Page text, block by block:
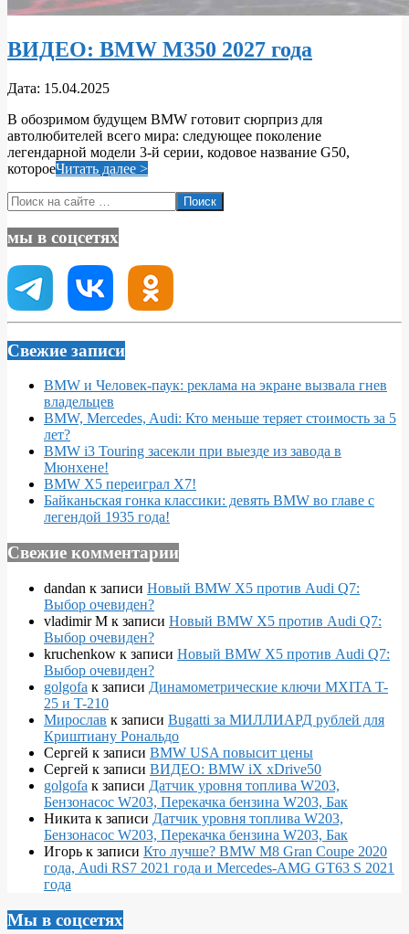
ВИДЕО: BMW M350 2027 года
2025-
15
Дата: 15.04.2025
В обозримом будущем BMW готовит сюрприз для
автолюбителей всего мира: следующее поколение
легендарной модели 3-й серии, кодовое название G50,
котороеЧитать далее >
Поиск
мы в соцсетях
Свежие записи
BMW и Человек-паук: реклама на экране вызвала гнев
владельцев
BMW, Mercedes, Audi: Кто меньше теряет стоимость за 5
лет?
BMW i3 Touring засекли при выезде из завода в
Мюнхене!
BMW X5 переиграл X7!
Байканьская гонка классики: девять BMW во главе с
легендой 1935 года!
Свежие комментарии
dandan к записи Новый BMW X5 против Audi Q7:
Выбор очевиден?
vladimir M к записи Новый BMW X5 против Audi Q7:
Выбор очевиден?
kruchenkow к записи Новый BMW X5 против Audi Q7:
Выбор очевиден?
golgofa к записи Динамометрические ключи MXITA T-
25 и T-210
Мирослав к записи Bugatti за МИЛЛИАРД рублей для
Криштиану Рональдо
Сергей к записи BMW USA повысит цены
Сергей к записи ВИДЕО: BMW iX xDrive50
golgofa к записи Датчик уровня топлива W203,
Бензонасос W203, Перекачка бензина W203, Бак
Никита к записи Датчик уровня топлива W203,
Бензонасос W203, Перекачка бензина W203, Бак
Игорь к записи Кто лучше? BMW M8 Gran Coupe 2020
года, Audi RS7 2021 года и Mercedes-AMG GT63 S 2021
года
Мы в соцсетях